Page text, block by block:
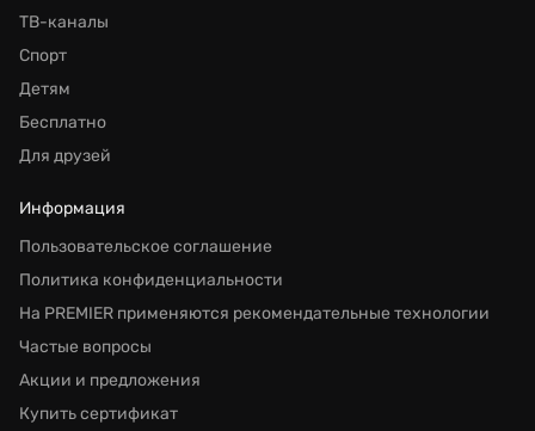
ТВ-каналы
Спорт
Детям
Бесплатно
Для друзей
Информация
Пользовательское соглашение
Политика конфиденциальности
На PREMIER применяются рекомендательные технологии
Частые вопросы
Акции и предложения
Купить сертификат